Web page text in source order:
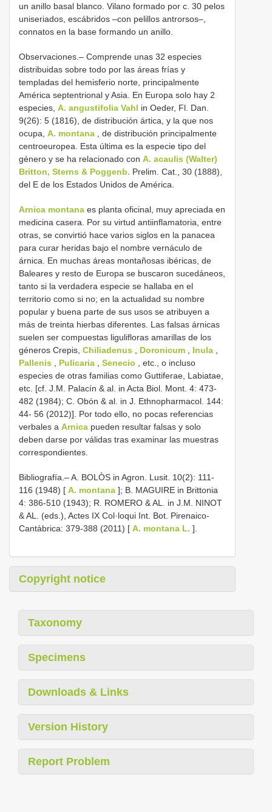
un anillo basal blanco. Vilano formado por c. 30 pelos
uniseriados, escábridos –con pelillos antrorsos–,
connatos en la base formando un anillo.
Observaciones.– Comprende unas 32 especies
distribuidas sobre todo por las áreas frías y
templadas del hemisferio norte, principalmente
América septentrional y Asia. En Europa solo hay 2
especies, A. angustifolia Vahl in Oeder, Fl. Dan.
9(26): 5 (1816), de distribución ártica, y la que nos
ocupa, A. montana , de distribución principalmente
centroeuropea. Esta última es la especie tipo del
género y se ha relacionado con A. acaulis (Walter)
Britton, Sterns & Poggenb. Prelim. Cat., 30 (1888),
del E de los Estados Unidos de América.
Arnica montana es planta oficinal, muy apreciada en
medicina casera. Por su virtud antiinflamatoria, entre
otras, se convirtió hace varios siglos en la panacea
para curar heridas bajo el nombre vernáculo de
árnica. En muchas áreas montañosas ibéricas, de
Baleares y resto de Europa se buscaron sucedáneos,
tanto si la verdadera especie se hallaba en el
territorio como si no; en la actualidad su nombre
popular y buena parte de sus usos se atribuyen a
más de treinta hierbas diferentes. Las falsas árnicas
suelen ser compuestas ligulifloras amarillas de los
géneros Crepis, Chiliadenus Doronicum Inula
Pallenis
Pulicaria Senecio , etc., o incluso
especies de otras familias como Guttiferae, Labiatae,
etc. [cf. J.M. Palacín & al. in Acta Biol. Mont. 4: 473-
482 (1984); C. Obón & al. in J. Ethnopharmacol. 144:
44- 56 (2012)]. Por todo ello, no pocas referencias
verbales a Arnica pueden resultar falsas y solo
deben darse por válidas tras examinar las muestras
correspondientes.
Bibliografía.– A. BOLÒS in Agron. Lusit. 10(2): 111-
116 (1948) [ A. montana ]; B. MAGUIRE in Brittonia
4: 386-510 (1943); R. ROMERO & AL. in J.M. NINOT
& AL. (eds.), Actes IX Col·loqui Int. Bot. Pirenaico-
Cantàbrica: 379-388 (2011) [ A. montana L. ].
Copyright notice
Taxonomy
Specimens
Downloads & Links
Version History
Report Problem